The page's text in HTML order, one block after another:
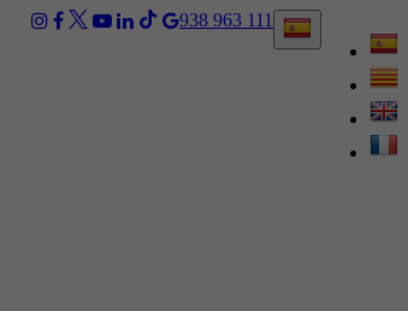
938 963 111